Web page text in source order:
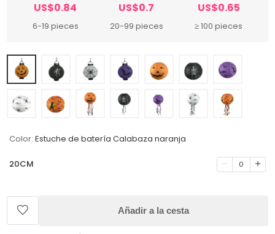
US$0.84
6-19 pieces
US$0.7
20-99 pieces
US$0.65
≥ 100 pieces
Color: Estuche de batería Calabaza naranja
20CM 0
Añadir a la cesta